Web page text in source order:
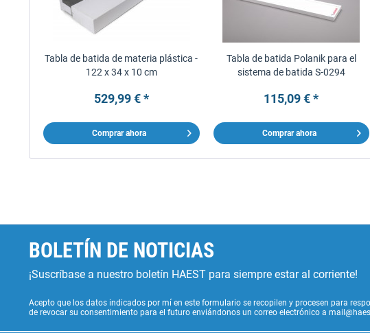
Tabla de batida de materia plástica -
122 x 34 x 10 cm
529,99 € *
Comprar ahora
Tabla de batida Polanik para el
sistema de batida S-0294
115,09 € *
Comprar ahora
BOLETÍN DE NOTICIAS
¡Suscríbase a nuestro boletín HAEST para siempre estar al corriente!
Acepto que los datos indicados por mí en este formulario se recopilen y procesen para
de revocar su consentimiento para el futuro enviándonos un correo electrónico a